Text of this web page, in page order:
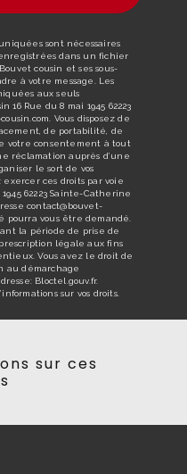
sont nécessaires
dans un fichier
cousin et ses sous-
à votre message. Les
aux seuls
16 Rue du 8 mai 1945 62223
Vous disposez de
de portabilité, de
votre consentement à tout
réclamation auprès d’une
le sort de vos
exercer ces droits par voie
62223 Sainte-Catherine
contact@bouvet-
pourra vous être demandé.
la période de prise de
légale aux fins
Vous avez le droit de
au démarchage
Bloctel.gouv.fr.
sur vos droits.
sur ces